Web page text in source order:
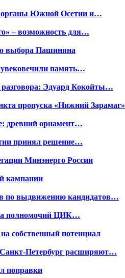
органы Южной Осетии и…
– возможность для…
выбора Пашиняна
память…
Эдуард Кокойты…
пропуска «Нижний Зарамаг»
древний орнамент…
принял решение…
Минэнерго России
кампании
по выдвижению кандидатов…
полномочий ЦИК…
собственный потенциал
Петербург расширяют…
поправки